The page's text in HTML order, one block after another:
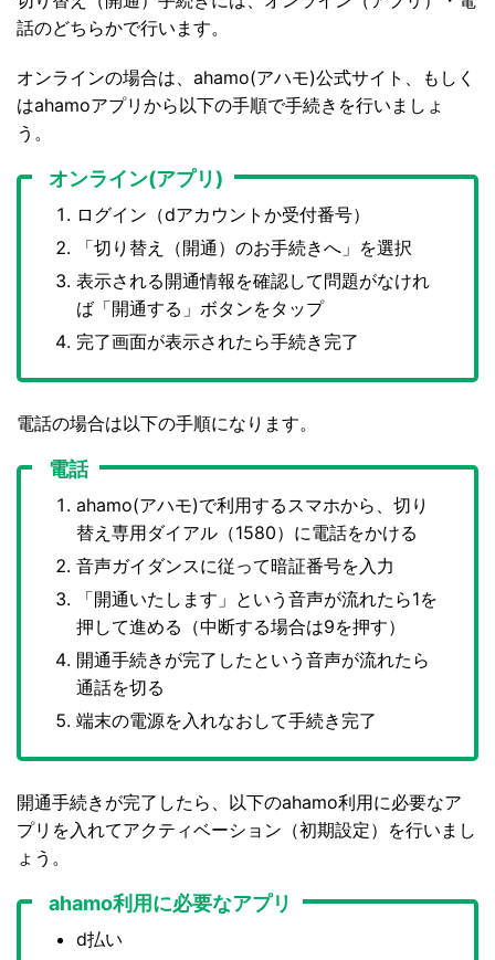
話のどちらかで行います。
オンラインの場合は、ahamo(アハモ)公式サイト、もしく
はahamoアプリから以下の手順で手続きを行いましょ
う。
オンライン(アプリ)
ログイン（dアカウントか受付番号）
「切り替え（開通）のお手続きへ」を選択
表示される開通情報を確認して問題がなけれ
ば「開通する」ボタンをタップ
完了画面が表示されたら手続き完了
電話の場合は以下の手順になります。
電話
ahamo(アハモ)で利用するスマホから、切り
替え専用ダイアル（1580）に電話をかける
音声ガイダンスに従って暗証番号を入力
「開通いたします」という音声が流れたら1を
押して進める（中断する場合は9を押す）
開通手続きが完了したという音声が流れたら
通話を切る
端末の電源を入れなおして手続き完了
開通手続きが完了したら、以下のahamo利用に必要なア
プリを入れてアクティベーション（初期設定）を行いまし
ょう。
ahamo利用に必要なアプリ
d払い